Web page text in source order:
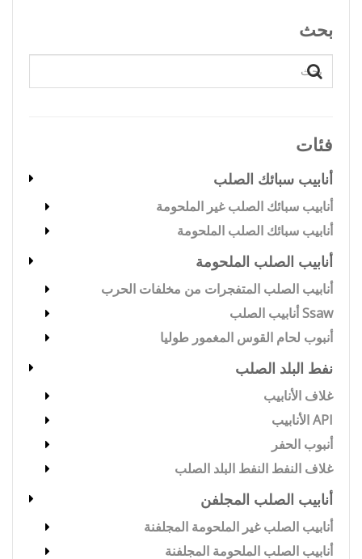
بحث
فئات
أنابيب سبائك الصلب
أنابيب سبائك الصلب غير الملحومة
أنابيب سبائك الصلب الملحومة
أنابيب الصلب الملحومة
أنابيب الصلب المتفجرات من مخلفات الحرب
Ssaw أنابيب الصلب
أنبوب لحام القوس المغمور طوليا
نفط البلد الصلب
غلاف الأنابيب
API الأنابيب
أنبوب الحفر
غلاف النفط النفط البلد الصلب
أنابيب الصلب المجلفن
أنابيب الصلب غير الملحومة المجلفنة
أنابيب الصلب الملحومة المجلفنة